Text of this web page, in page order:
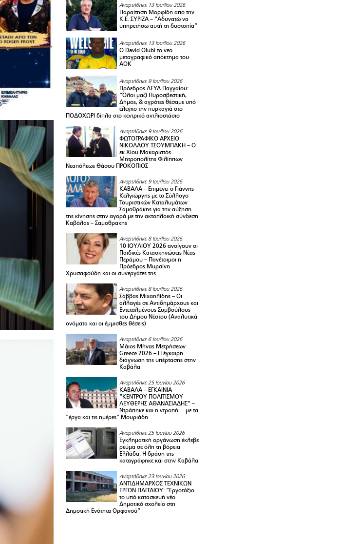
Αναρτήθηκε 13 Ιουλίου 2026
Παραίτηση Μορφίδη απο την
Κ.Ε. ΣΥΡΙΖΑ – “Αδυνατώ να
υπηρετήσω αυτή τη δυστοπία”
Αναρτήθηκε 13 Ιουλίου 2026
Ο David Olubi το νεο
μεταγραφικό απόκτημα του
ΑΟΚ
Αναρτήθηκε 9 Ιουλίου 2026
Πρόεδρος ΔΕΥΑ Παγγαίου:
“Όλοι μαζί Πυροσβεστική,
Δήμος, & αγρότες θέσαμε υπό
έλεγχο την πυρκαγιά στο
ΠΟΔΟΧΩΡΙ δίπλα στο κεντρικό αντλιοστάσιο
Αναρτήθηκε 9 Ιουλίου 2026
ΦΩΤΟΓΡΑΦΙΚΟ ΑΡΧΕΙΟ
ΝΙΚΟΛΑΟΥ ΤΣΟΥΜΠΑΚΗ – Ο
εκ Χίου Μακαριστός
Μητροπολίτης Φιλίππων
Νεαπόλεως Θάσου ΠΡΟΚΟΠΙΟΣ
Αναρτήθηκε 9 Ιουλίου 2026
ΚΑΒΑΛΑ – Επιμένει ο Γιάννης
Κελγιώργης με το Σύλλογο
Τουριστικών Καταλυμάτων
Σαμοθράκης για την αύξηση
της κίνησης στην αγορά με την ακτοπλοϊκή σύνδεση
Καβάλας – Σαμοθρακης
Αναρτήθηκε 8 Ιουλίου 2026
10 ΙΟΥΛΙΟΥ 2026 ανοίγουν οι
Παιδικές Κατασκηνώσεις Νέας
Περάμου – Πανέτοιμοι η
Πρόεδρος Μυρσίνη
Χρυσαφούδη και οι συνεργάτες της
Αναρτήθηκε 8 Ιουλίου 2026
Σάββας Μιχαηλίδης – Οι
αλλαγές σε Αντιδημάρχους και
Εντεταλμένους Συμβούλους
του Δήμου Νέστου (Αναλυτικά
ονόματα και οι έμμισθες θέσεις)
Αναρτήθηκε 6 Ιουλίου 2026
Μάιος Μήνας Μετρήσεων
Greece 2026 – H έγκαιρη
διάγνωση της υπέρτασης στην
Καβάλα
Αναρτήθηκε 25 Ιουνίου 2026
ΚΑΒΑΛΑ – ΕΓΚΑΙΝΙΑ
“ΚΕΝΤΡΟΥ ΠΟΛΙΤΙΣΜΟΥ
ΛΕΥΘΕΡΗΣ ΑΘΑΝΑΣΙΑΔΗΣ” –
Ντράπηκε και η ντροπή… με τα
“έργα και τις ημέρες” Μουριάδη
Αναρτήθηκε 25 Ιουνίου 2026
Εγκληματική οργάνωση έκλεβε
ρεύμα σε όλη τη βόρεια
Ελλάδα. Η δράση της
καταγράφηκε και στην Καβάλα
Αναρτήθηκε 23 Ιουνίου 2026
ΑΝΤΙΔΗΜΑΡΧΟΣ ΤΕΧΝΙΚΩΝ
ΕΡΓΩΝ ΠΑΓΓΑΙΟΥ: “Εργοτάξιο
το υπό κατασκευή νέο
Δημοτικό σχολείο στη
Δημοτική Ενότητα Ορφανού”